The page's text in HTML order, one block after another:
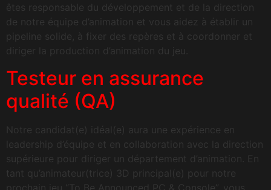
êtes responsable du développement et de la direction
de notre équipe d’animation et vous aidez à établir un
pipeline solide, à fixer des repères et à coordonner et
diriger la production d’animation du jeu.
Testeur en assurance
qualité (QA)
Notre candidat(e) idéal(e) aura une expérience en
leadership d’équipe et en collaboration avec la direction
supérieure pour diriger un département d’animation. En
tant qu’animateur(trice) 3D principal(e) pour notre
prochain jeu “To Be Announced PC & Console”, vous